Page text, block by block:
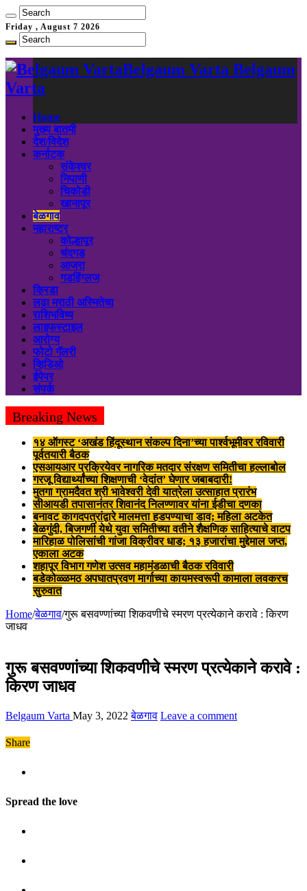
Friday , August 7 2026
Belgaum Varta Belgaum
Varta
Home
मुख्य बातमी
देश/विदेश
कर्नाटक
संकेश्वर
निपाणी
चिकोडी
खानापूर
बेळगाव
महाराष्ट्र
कोल्हापूर
चंदगड
आजरा
गडहिंग्लज
क्रिडा
लढा मराठी अस्मितेचा
राशिभविष्य
लाइफस्टाइल
आरोग्य
फोटो गॅलरी
व्हिडिओ
ईपेपर
संपर्क
Breaking News
१४ ऑगस्ट ‘अखंड हिंदूस्थान संकल्प दिना’च्या पार्श्वभूमीवर रविवारी
पूर्वतयारी बैठक
एसआयआर प्रक्रियेवर नागरिक मतदार संरक्षण समितीचा हल्लाबोल
गरजू विद्यार्थ्यांच्या शिक्षणाची ‘वेदांत’ घेणार जबाबदारी!
मुतगा ग्रामदैवत श्री भावेश्वरी देवी यात्रेला उत्साहात प्रारंभ
सीआयडी तपासानंतर शिवानंद निलण्णावर यांना ईडीचा दणका
बनावट कागदपत्रांद्वारे मालमत्ता हडपण्याचा डाव; महिला अटकेत
बेळगुंदी, बिजगर्णी येथे युवा समितीच्या वतीने शैक्षणिक साहित्याचे वाटप
मारिहाळ पोलिसांची गांजा विक्रीवर धाड; १३ हजारांचा मुद्देमाल जप्त,
एकाला अटक
शहापूर विभाग गणेश उत्सव महामंडळाची बैठक रविवारी
बडेकोळ्ळमठ अपघातप्रवण मार्गाच्या कायमस्वरूपी कामाला लवकरच
सुरुवात
Home/बेळगाव/गुरू बसवण्णांच्या शिकवणीचे स्मरण प्रत्येकाने करावे : किरण
जाधव
गुरू बसवण्णांच्या शिकवणीचे स्मरण प्रत्येकाने करावे :
किरण जाधव
Belgaum Varta May 3, 2022 बेळगाव Leave a comment
Share
Spread the love